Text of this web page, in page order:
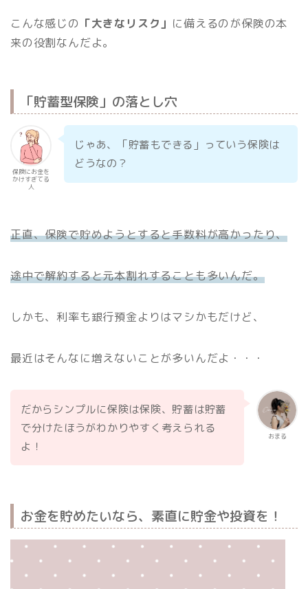
こんな感じの 「大きなリスク」 に備えるのが保険の本
来の役割なんだよ。
「貯蓄型保険」の落とし穴
保険にお金を
かけすぎてる
人
じゃあ、「貯蓄もできる」っていう保険は
どうなの？
正直、保険で貯めようとすると手数料が高かったり、
途中で解約すると元本割れすることも多いんだ。
しかも、利率も銀行預金よりはマシかもだけど、
最近はそんなに増えないことが多いんだよ・・・
おまる
だからシンプルに保険は保険、貯蓄は貯蓄
で分けたほうがわかりやすく考えられる
よ！
お金を貯めたいなら、素直に貯金や投資を！